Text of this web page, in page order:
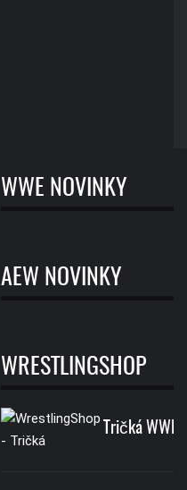
WWE NOVINKY
AEW NOVINKY
WRESTLINGSHOP
Tričká WWE